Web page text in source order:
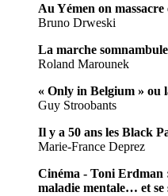
Au Yémen on massacre
Bruno Drweski
La marche
Roland Marounek
« Only in Belgium » ou
Guy Stroobants
Il y a 50 ans les Black
Marie-France Deprez
Cinéma - Toni Erdman
maladie mentale… et se